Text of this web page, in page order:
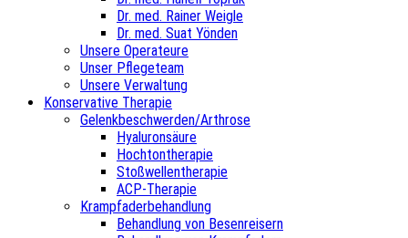
Dr. med. Rainer Weigle
Dr. med. Suat Yönden
Unsere Operateure
Unser Pflegeteam
Unsere Verwaltung
Konservative Therapie
Gelenkbeschwerden/Arthrose
Hyaluronsäure
Hochtontherapie
Stoßwellentherapie
ACP-Therapie
Krampfaderbehandlung
Behandlung von Besenreisern